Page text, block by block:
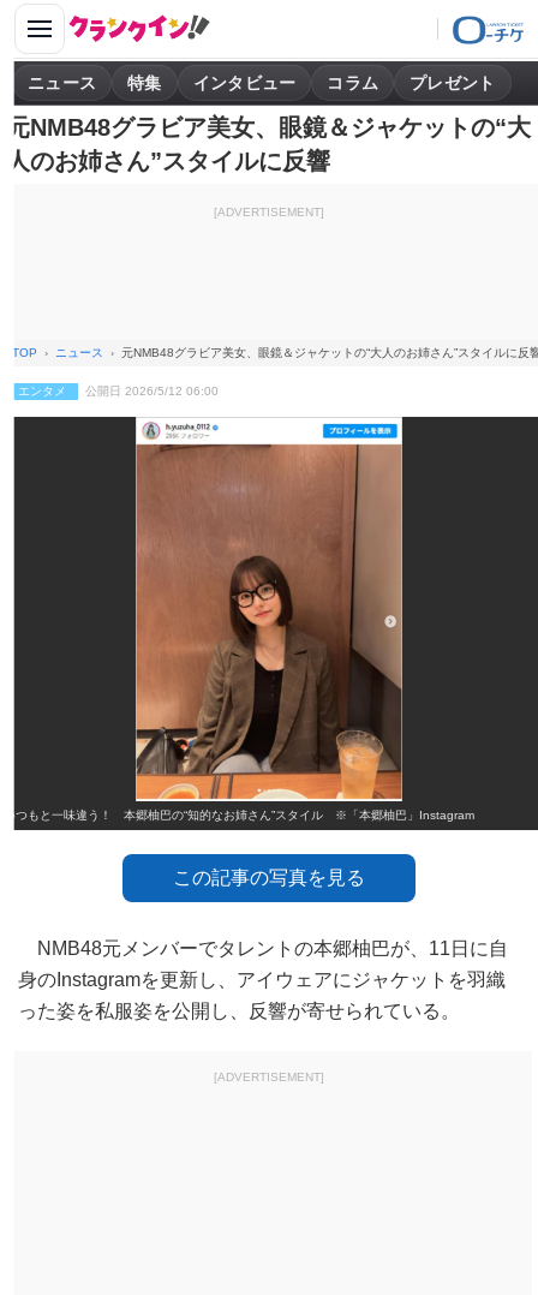
ニュース 特集 インタビュー コラム プレゼント
元NMB48グラビア美女、眼鏡＆ジャケットの“大
人のお姉さん”スタイルに反響
[ADVERTISEMENT]
TOP ニュース 元NMB48グラビア美女、眼鏡＆ジャケットの“大人のお姉さん”スタイルに反
エンタメ 公開日 2026/5/12 06:00
いつもと一味違う！ 本郷柚巴の“知的なお姉さん”スタイル ※「本郷柚巴」Instagram
この記事の写真を見る
NMB48元メンバーでタレントの本郷柚巴が、11日に自
身のInstagramを更新し、アイウェアにジャケットを羽織
った姿を私服姿を公開し、反響が寄せられている。
[ADVERTISEMENT]